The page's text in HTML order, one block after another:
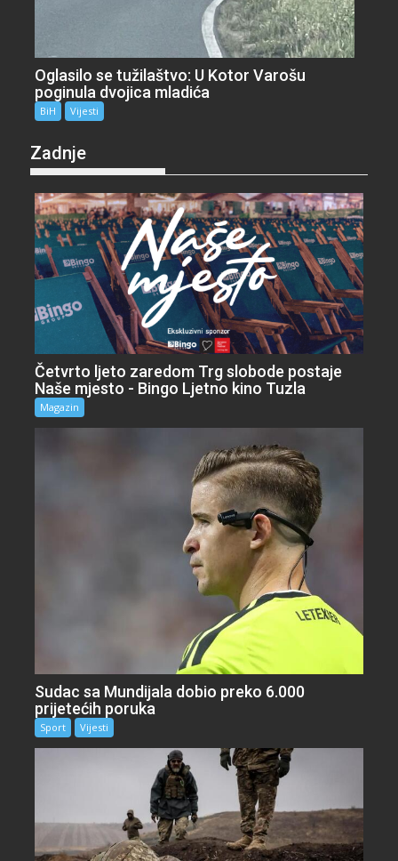
Oglasilo se tužilaštvo: U Kotor Varošu
poginula dvojica mladića
BiH Vijesti
Zadnje
Četvrto ljeto zaredom Trg slobode postaje
Naše mjesto - Bingo Ljetno kino Tuzla
Magazin
Sudac sa Mundijala dobio preko 6.000
prijetećih poruka
Sport Vijesti